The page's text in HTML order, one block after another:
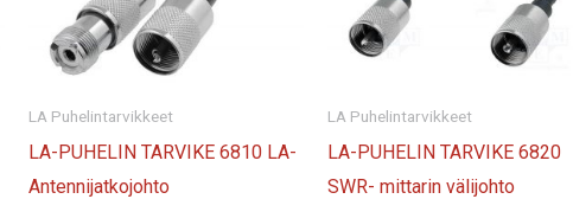
LA Puhelintarvikkeet
LA-PUHELIN TARVIKE 6810 LA-
Antennijatkojohto
LA Puhelintarvikkeet
LA-PUHELIN TARVIKE 6820
SWR- mittarin välijohto